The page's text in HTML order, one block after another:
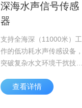
深海水声信号传感
器
支持全海深（11000米）工
作的低功耗水声传感设备，
突破复杂水文环境干扰技
达-180dB，为海洋科考与...
查看详情